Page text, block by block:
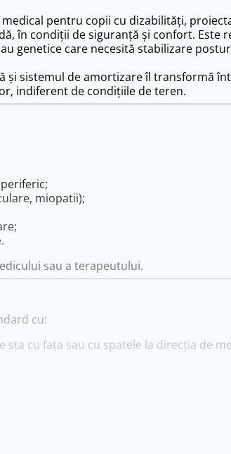
medical pentru copii cu dizabilități,
în condiții de siguranță și confort. Este
genetice care necesită stabilizare
și sistemul de amortizare îl transformă
indiferent de condițiile de teren.
miopatii);
sau a terapeutului.
cu:
cu fața sau cu spatele la direcția de